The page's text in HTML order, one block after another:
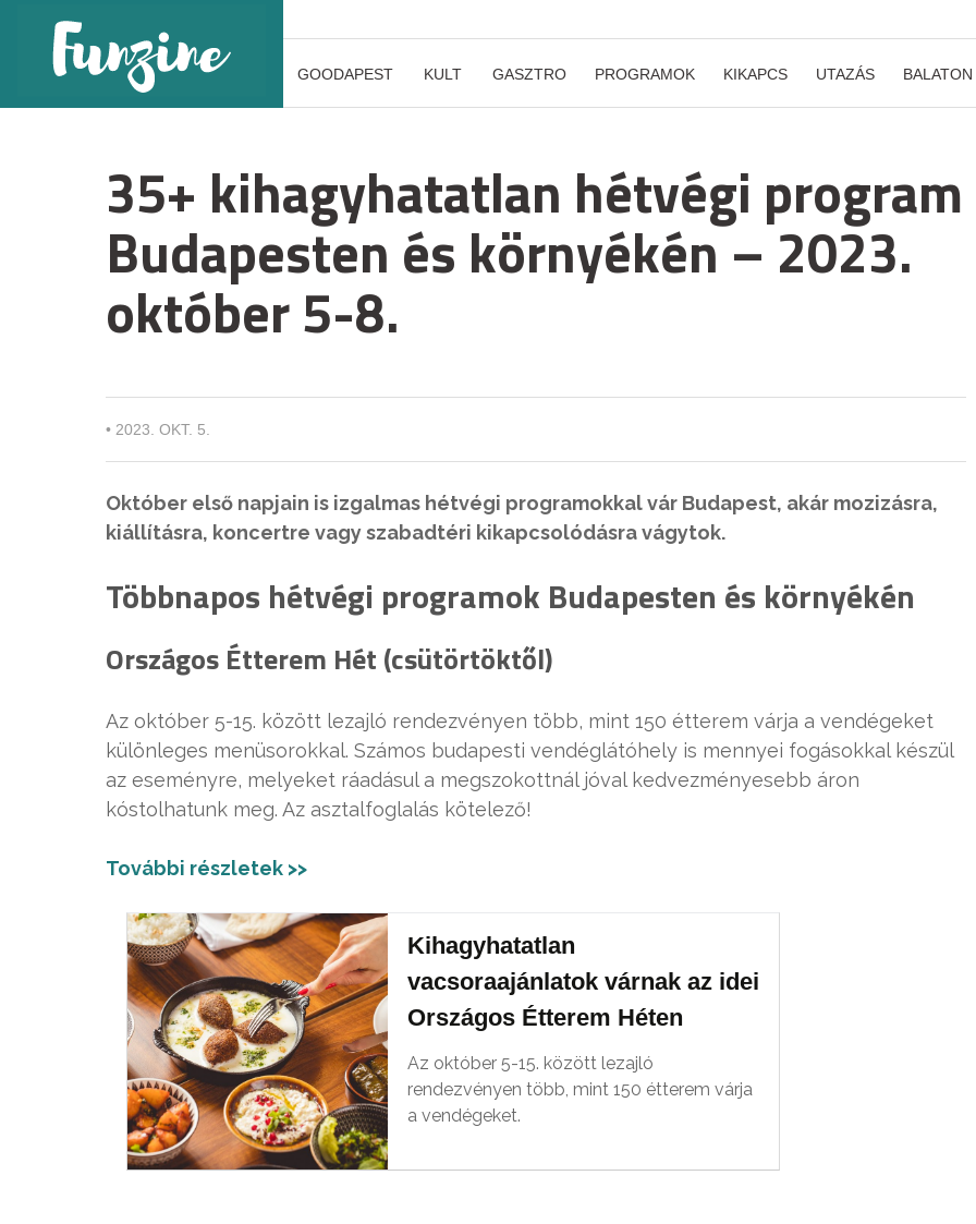
GOODAPEST KULT GASZTRO PROGRAMOK KIKAPCS UTAZÁS BALATON
35+ kihagyhatatlan hétvégi program
Budapesten és környékén – 2023.
október 5-8.
• 2023. OKT. 5.
Október első napjain is izgalmas hétvégi programokkal vár Budapest, akár mozizásra,
kiállításra, koncertre vagy szabadtéri kikapcsolódásra vágytok.
Többnapos hétvégi programok Budapesten és környékén
Országos Étterem Hét (csütörtöktől)
Az október 5-15. között lezajló rendezvényen több, mint 150 étterem várja a vendégeket
különleges menüsorokkal. Számos budapesti vendéglátóhely is mennyei fogásokkal készül
az eseményre, melyeket ráadásul a megszokottnál jóval kedvezményesebb áron
kóstolhatunk meg. Az asztalfoglalás kötelező!
További részletek >>
Kihagyhatatlan
vacsoraajánlatok várnak az idei
Országos Étterem Héten
Az október 5-15. között lezajló
rendezvényen több, mint 150 étterem várja
a vendégeket.